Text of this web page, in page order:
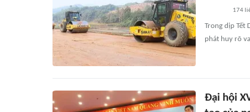
174
Trong dịp Tết
phát huy rõ
Đại hội